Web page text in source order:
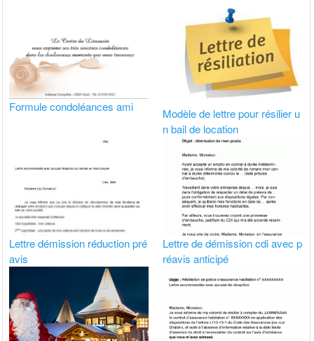
Formule condoléances ami
Modèle de lettre pour résilier u
n bail de location
Lettre démission réduction pré
avis
Lettre de démission cdi avec p
réavis anticipé